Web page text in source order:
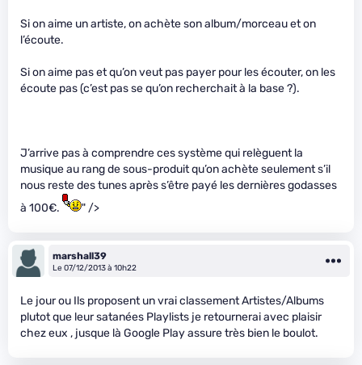
Si on aime un artiste, on achète son album/morceau et on
l’écoute.
Si on aime pas et qu’on veut pas payer pour les écouter, on les
écoute pas (c’est pas se qu’on recherchait à la base ?).
J’arrive pas à comprendre ces système qui relèguent la
musique au rang de sous-produit qu’on achète seulement s’il
nous reste des tunes après s’être payé les dernières godasses
à 100€.
" />
marshall39
Le 07/12/2013 à 10h22
Le jour ou Ils proposent un vrai classement Artistes/Albums
plutot que leur satanées Playlists je retournerai avec plaisir
chez eux , jusque là Google Play assure très bien le boulot.